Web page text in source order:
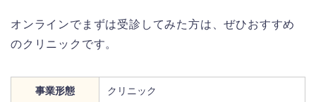
オンラインでまずは受診してみた方は、ぜひおすすめ
のクリニックです。
事業形態 クリニック